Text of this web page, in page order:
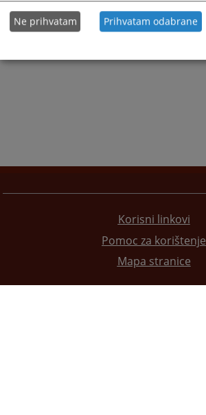
for
for
Korisni linkovi
Pomoc za korištenje
Mapa stranice
Ne prihvatam Prihvatam odabrane